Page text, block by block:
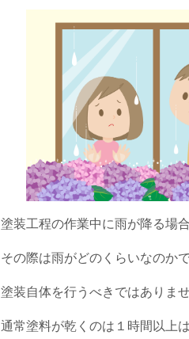
塗装工程の作業中に雨が降る場
その際は雨がどのくらいなのか
塗装自体を行うべきではありま
通常塗料が乾くのは１時間以上